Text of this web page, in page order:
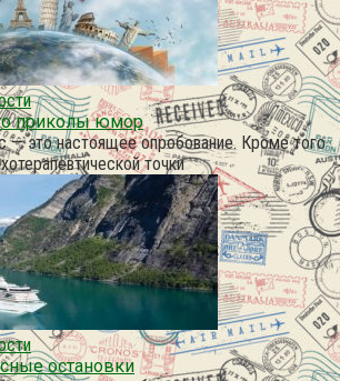
приколы юмор
— это настоящее опробование. Кроме того
точки
остановки